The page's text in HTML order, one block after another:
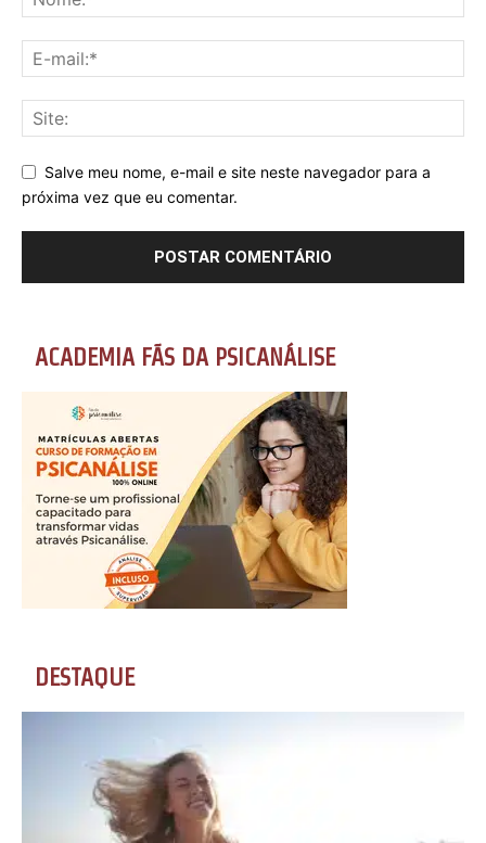
Salve meu nome, e-mail e site neste navegador para a
próxima vez que eu comentar.
ACADEMIA FÃS DA PSICANÁLISE
DESTAQUE